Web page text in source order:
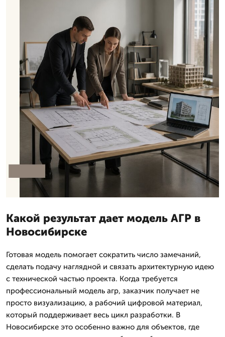
Какой результат дает модель АГР в
Новосибирске
Готовая модель помогает сократить число замечаний,
сделать подачу наглядной и связать архитектурную идею
с технической частью проекта. Когда требуется
профессиональный модель агр, заказчик получает не
просто визуализацию, а рабочий цифровой материал,
который поддерживает весь цикл разработки. В
Новосибирске это особенно важно для объектов, где